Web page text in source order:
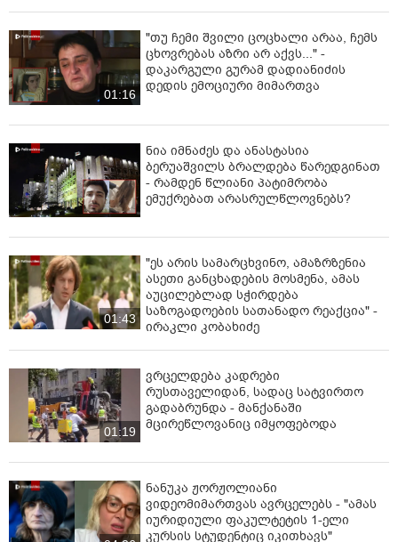
01:16
"თუ ჩემი შვილი ცოცხალი არაა, ჩემს
ცხოვრებას აზრი არ აქვს..." -
დაკარგული გურამ დადიანიძის
დედის ემოციური მიმართვა
ნია იმნაძეს და ანასტასია
ბერუაშვილს ბრალდება წარედგინათ
- რამდენ წლიანი პატიმრობა
ემუქრებათ არასრულწლოვნებს?
01:43
"ეს არის სამარცხვინო, ამაზრზენია
ასეთი განცხადების მოსმენა, ამას
აუცილებლად სჭირდება
საზოგადოების სათანადო რეაქცია" -
ირაკლი კობახიძე
01:19
ვრცელდება კადრები
რუსთაველიდან, სადაც სატვირთო
გადაბრუნდა - მანქანაში
მცირეწლოვანიც იმყოფებოდა
ნანუკა ჟორჟოლიანი
ვიდეომიმართვას ავრცელებს - "ამას
იურიდიული ფაკულტეტის 1-ელი
კურსის სტუდენტიც იკითხავს"